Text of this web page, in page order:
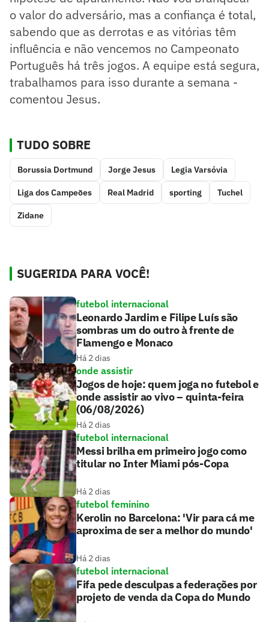
o valor do adversário, mas a confiança é total,
sabendo que as derrotas e as vitórias têm
influência e não vencemos no Campeonato
Português há três jogos. A equipe está segura,
trabalhamos para isso durante a semana -
comentou Jesus.
TUDO SOBRE
Borussia Dortmund Jorge Jesus Legia Varsóvia
Liga dos Campeões Real Madrid sporting Tuchel
Zidane
SUGERIDA PARA VOCÊ!
futebol internacional
Leonardo Jardim e Filipe Luís são
sombras um do outro à frente de
Flamengo e Monaco
Há 2 dias
onde assistir
Jogos de hoje: quem joga no futebol e
onde assistir ao vivo – quinta-feira
(06/08/2026)
Há 2 dias
futebol internacional
Messi brilha em primeiro jogo como
titular no Inter Miami pós-Copa
Há 2 dias
futebol feminino
Kerolin no Barcelona: 'Vir para cá me
aproxima de ser a melhor do mundo'
Há 2 dias
futebol internacional
Fifa pede desculpas a federações por
projeto de venda da Copa do Mundo